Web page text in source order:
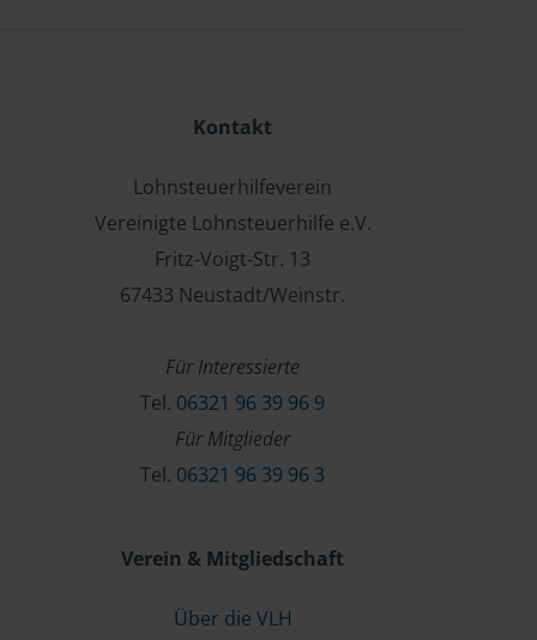
Kontakt
Lohnsteuerhilfeverein
Vereinigte Lohnsteuerhilfe e.V.
Fritz-Voigt-Str. 13
67433 Neustadt/Weinstr.
Für Interessierte
Tel. 06321 96 39 96 9
Für Mitglieder
Tel. 06321 96 39 96 3
Verein & Mitgliedschaft
Über die VLH